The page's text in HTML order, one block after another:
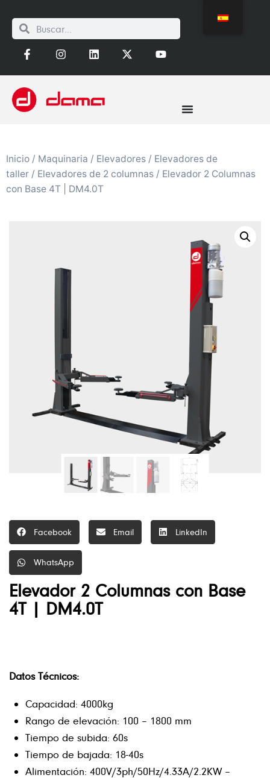
Inicio / Maquinaria / Elevadores / Elevadores de
taller / Elevadores de 2 columnas / Elevador 2 Columnas
con Base 4T | DM4.0T
Facebook Email LinkedIn
WhatsApp
Elevador 2 Columnas con Base
4T | DM4.0T
Datos Técnicos:
Capacidad: 4000kg
Rango de elevación: 100 – 1800 mm
Tiempo de subida: 60s
Tiempo de bajada: 18-40s
Alimentación: 400V/3ph/50Hz/4.33A/2.2KW –